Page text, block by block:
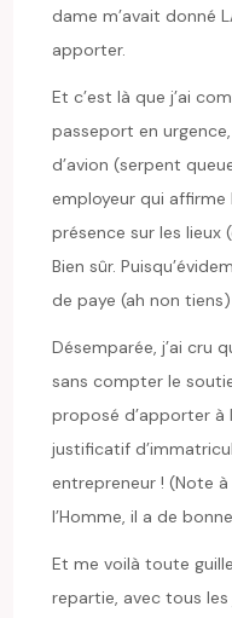
dame m’avait donné
apporter.
Et c’est là que j’ai
passeport en
d’avion (serpent
employeur qui
présence sur les lieux
Bien sûr.
de paye (ah non tiens)
Désemparée, j’ai cru
sans compter le
proposé d’apporter à
justificatif
entrepreneur ! (Note
l’Homme, il a de
Et me voilà toute
repartie, avec tous les